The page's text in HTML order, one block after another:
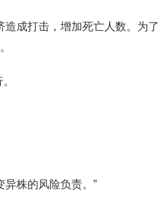
造成打击，增加死亡人数。为了
异株的风险负责。”